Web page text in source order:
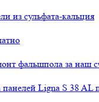
из сульфата-кальция
фальшпола за наш
Ligna S 38 AL